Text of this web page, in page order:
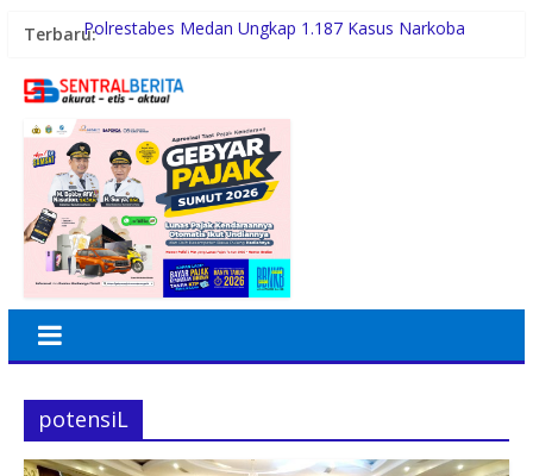
Terbaru:Polrestabes Medan Ungkap 1.187 Kasus Narkoba
Warga dan Sekolah Sambut Gembira Rencana
Utara
Sinergi Pemkab Madina dan DPR RI, 154 Anak di Siabu
dan sekitarnya, Terima Beasiswa Program Indonesia
Pintar 2026
PWI Beri Kesempatan KTA yang Mati Lebih Dari
Setahun Diaktifkan Kembali
Inspektorat Madina Berikan Tanggapan akan
potensiL